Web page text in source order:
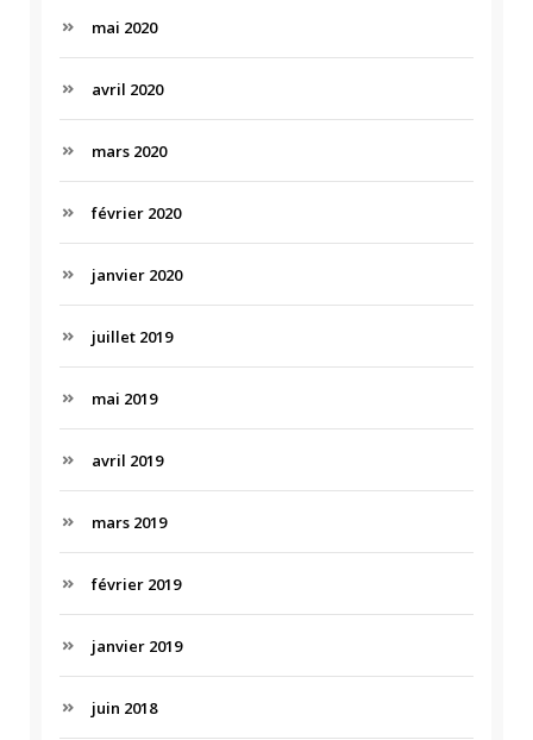
mai 2020
avril 2020
mars 2020
février 2020
janvier 2020
juillet 2019
mai 2019
avril 2019
mars 2019
février 2019
janvier 2019
juin 2018